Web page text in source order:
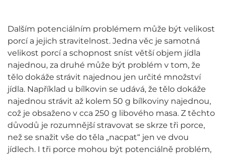
Dalším potenciálním problémem může být velikost
porcí a jejich stravitelnost. Jedna věc je samotná
velikost porcí a schopnost sníst větší objem jídla
najednou, za druhé může být problém v tom, že
tělo dokáže strávit najednou jen určité množství
jídla. Například u bílkovin se udává, že tělo dokáže
najednou strávit až kolem 50 g bílkoviny najednou,
což je obsaženo v cca 250 g libového masa. Z těchto
důvodů je rozumnější stravovat se skrze tři porce,
než se snažit vše do těla „nacpat“ jen ve dvou
jídlech. I tři porce mohou být potenciálně problém,